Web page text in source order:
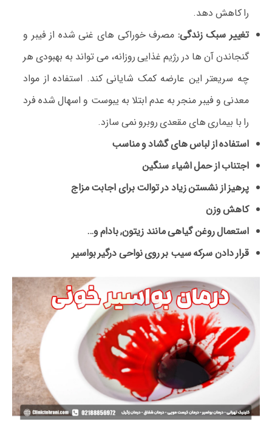
را کاهش دهد.
تغییر سبک زندگی: مصرف خوراکی های غنی شده از فیبر و
گنجاندن آن ها در رژیم غذایی روزانه، می تواند به بهبودی هر
چه سریعتر این عارضه کمک شایانی کند. استفاده از مواد
معدنی و فیبر منجر به عدم ابتلا به یبوست و اسهال شده فرد
را با بیماری های مقعدی روبرو نمی سازد.
استفاده از لباس های گشاد و مناسب
اجتناب از حمل اشیاء سنگین
پرهیز از نشستن زیاد در توالت برای اجابت مزاج
کاهش وزن
استعمال روغن گیاهی مانند زیتون, بادام و…
قرار دادن سرکه سیب بر روی نواحی درگیر بواسیر